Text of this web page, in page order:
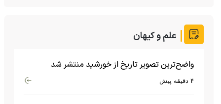
علم و کیهان
واضح‌ترین تصویر تاریخ از خورشید منتشر شد
۴ دقیقه پیش